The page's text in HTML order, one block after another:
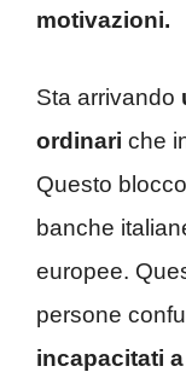
motivazioni.
Sta arrivando
ordinari che
Questo
banche
europee.
persone
incapacitati